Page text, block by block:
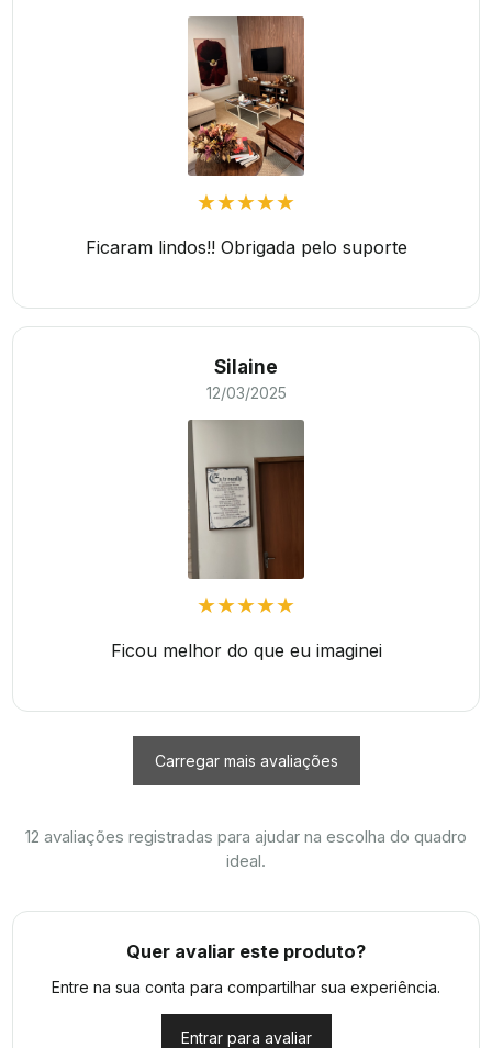
★★★★★
Ficaram lindos!! Obrigada pelo suporte
Silaine
12/03/2025
★★★★★
Ficou melhor do que eu imaginei
Carregar mais avaliações
12 avaliações registradas para ajudar na escolha do quadro
ideal.
Quer avaliar este produto?
Entre na sua conta para compartilhar sua experiência.
Entrar para avaliar